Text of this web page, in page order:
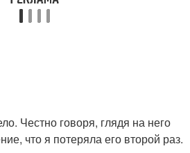
Честно говоря, глядя на него
что я потеряла его второй раз.